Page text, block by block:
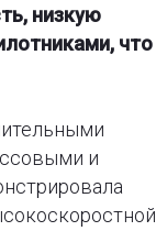
низкую
что
и